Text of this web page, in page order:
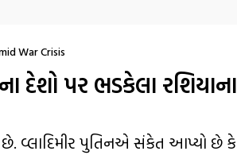
War Crisis
દેશો પર ભડકેલા રશિયાના
છે. વ્લાદિમીર પુતિનએ સંકેત આપ્યો છે